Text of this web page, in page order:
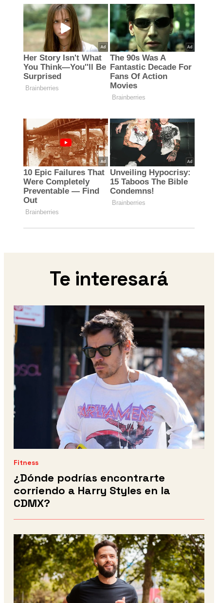
Te interesará
Fitness
¿Dónde podrías encontrarte
corriendo a Harry Styles en la
CDMX?